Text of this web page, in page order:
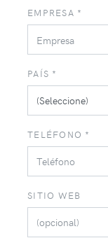
EMPRESA *
PAÍS *
TELÉFONO *
SITIO WEB